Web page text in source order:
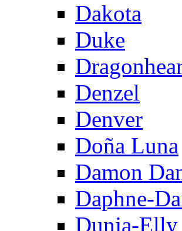
Dakota
Duke
Denzel
Denver
Doña Luna
Damon
Daphne-
Dunja-Elly